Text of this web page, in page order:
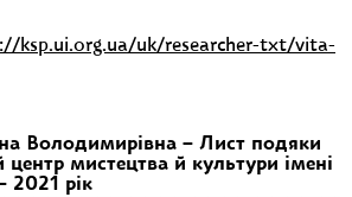
ksp.ui.org.ua/uk/researcher-txt/vita-
Володимирівна – Лист подяки
центр мистецтва й культури імені
рік